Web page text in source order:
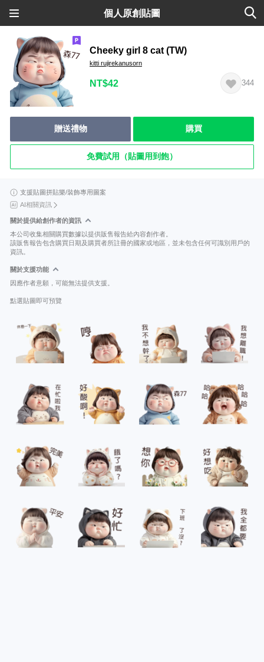
個人原創貼圖
Cheeky girl 8 cat (TW)
kitti rujirekanusorn
NT$42 344
贈送禮物 購買
免費試用（貼圖用到飽）
支援貼圖拼貼樂/裝飾專用圖案
AI相關資訊
關於提供給創作者的資訊
本公司收集相關購買數據以提供販售報告給內容創作者。
該販售報告包含購買日期及購買者所註冊的國家或地區，並未包含任何可識別用戶的
資訊。
關於支援功能
因應作者意願，可能無法提供支援。
點選貼圖即可預覽